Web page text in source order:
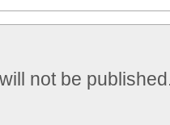
not be